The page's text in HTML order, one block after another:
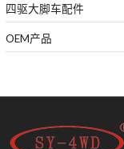
四驱大脚车配件
OEM产品